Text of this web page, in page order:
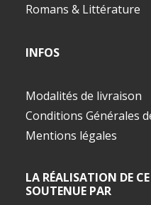
Romans & Littérature
INFOS
Modalités de livraison
Conditions Générales
Mentions légales
LA RÉALISATION DE
SOUTENUE PAR